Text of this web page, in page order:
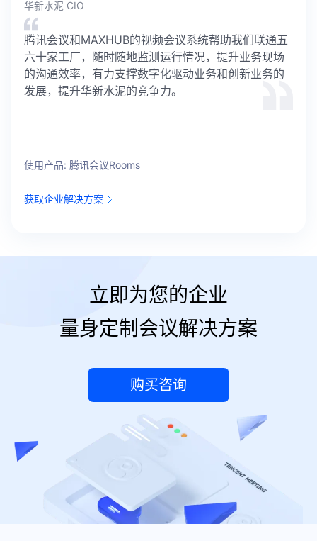
华新水泥 CIO
腾讯会议和MAXHUB的视频会议系统帮助我们联通五
六十家工厂，随时随地监测运行情况，提升业务现场
的沟通效率，有力支撑数字化驱动业务和创新业务的
发展，提升华新水泥的竞争力。
使用产品: 腾讯会议Rooms
获取企业解决方案
立即为您的企业
量身定制会议解决方案
购买咨询